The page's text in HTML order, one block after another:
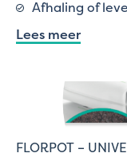
Afhaling of
Lees meer
FLORPOT –